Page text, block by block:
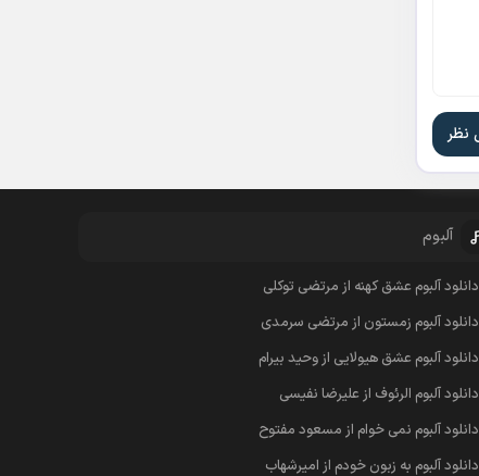
آلبوم
دانلود آلبوم عشق کهنه از مرتضی توکلی
دانلود آلبوم زمستون از مرتضی سرمدی
دانلود آلبوم عشق هیولایی از وحید بیرام
دانلود آلبوم الرئوف از علیرضا نفیسی
دانلود آلبوم نمی خوام از مسعود مفتوح
دانلود آلبوم به زبون خودم از امیرشهاب